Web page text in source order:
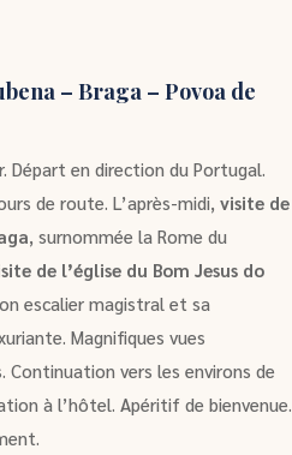
– Braga – Povoa de
Départ en direction du Portugal.
de route. L’après-midi, visite de
, surnommée la Rome du
de l’église du Bom Jesus do
escalier magistral et sa
Magnifiques vues
Continuation vers les environs de
à l’hôtel. Apéritif de bienvenue.